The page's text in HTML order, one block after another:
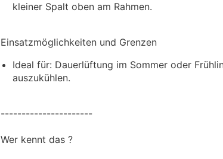
kleiner Spalt oben am Rahmen.
Einsatzmöglichkeiten und Grenzen
Ideal für: Dauerlüftung im Sommer oder
auszukühlen.
----------------------
Wer kennt das ?